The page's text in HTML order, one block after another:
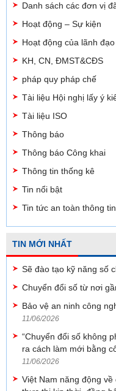
Danh sách các đơn vị
Hoạt động – Sự kiện
Hoạt động của lãnh đạo
KH, CN, ĐMST&CĐS
pháp quy pháp chế
Tài liệu Hội nghị lấy ý
Tài liệu ISO
Thông báo
Thông báo Công khai
Thông tin thống kê
Tin nổi bật
Tin tức an toàn thông tin
TIN MỚI NHẤT
Sẽ đào tạo kỹ năng số
Chuyển đổi số từ nơi
Bảo vệ an ninh công
11/06/2026
“Chuyển đổi số không
ra cách làm mới bằng
11/06/2026
Việt Nam năng động